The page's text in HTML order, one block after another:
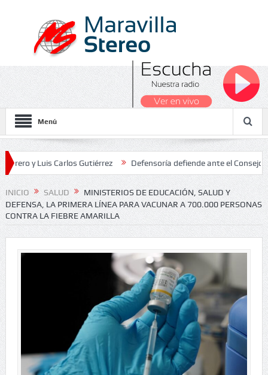
Menú
Carlos Gutiérrez Defensoría defiende ante el Consejo de
Nacionales 2026
INICIO SALUD
MINISTERIOS DE EDUCACIÓN, SALUD Y
DEFENSA, LA PRIMERA LÍNEA PARA VACUNAR A 700.000 PERSONAS
CONTRA LA FIEBRE AMARILLA